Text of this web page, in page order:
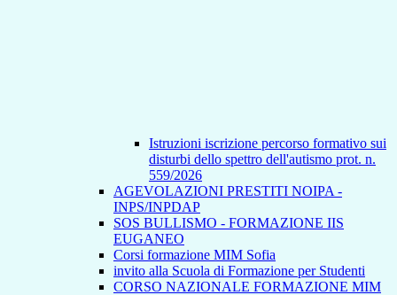
Istruzioni iscrizione percorso formativo sui
disturbi dello spettro dell'autismo prot. n.
559/2026
AGEVOLAZIONI PRESTITI NOIPA -
INPS/INPDAP
SOS BULLISMO - FORMAZIONE IIS
EUGANEO
Corsi formazione MIM Sofia
invito alla Scuola di Formazione per Studenti
CORSO NAZIONALE FORMAZIONE MIM